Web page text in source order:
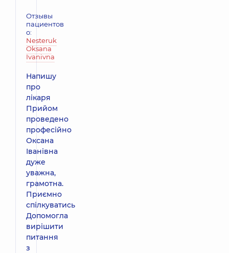
Отзывы
пациентов
о:
Nesteruk
Oksana
Ivanivna
Напишу
про
лікаря
Прийом
проведено
професійно
Оксана
Іванівна
дуже
уважна,
грамотна.
Приємно
спілкуватись
Допомогла
вирішити
питання
з